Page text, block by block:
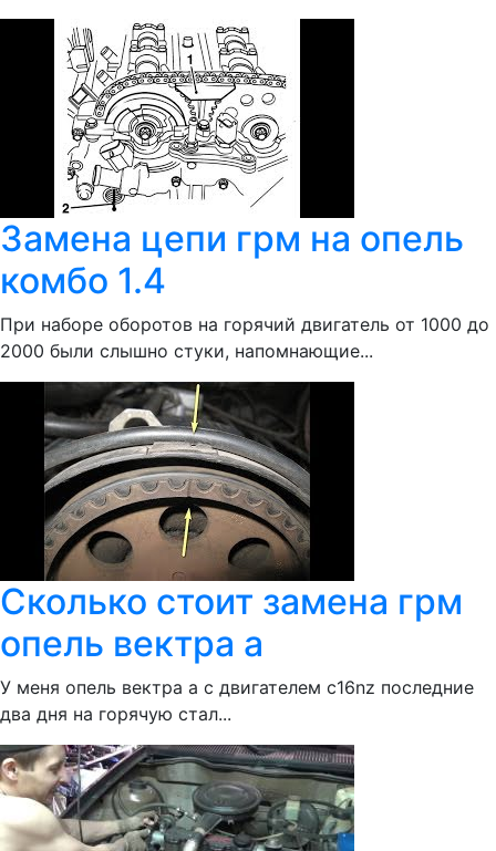
Замена цепи грм на опель
комбо 1.4
При наборе оборотов на горячий двигатель от 1000 до
2000 были слышно стуки, напомнающие...
Сколько стоит замена грм
опель вектра а
У меня опель вектра а с двигателем c16nz последние
два дня на горячую стал...